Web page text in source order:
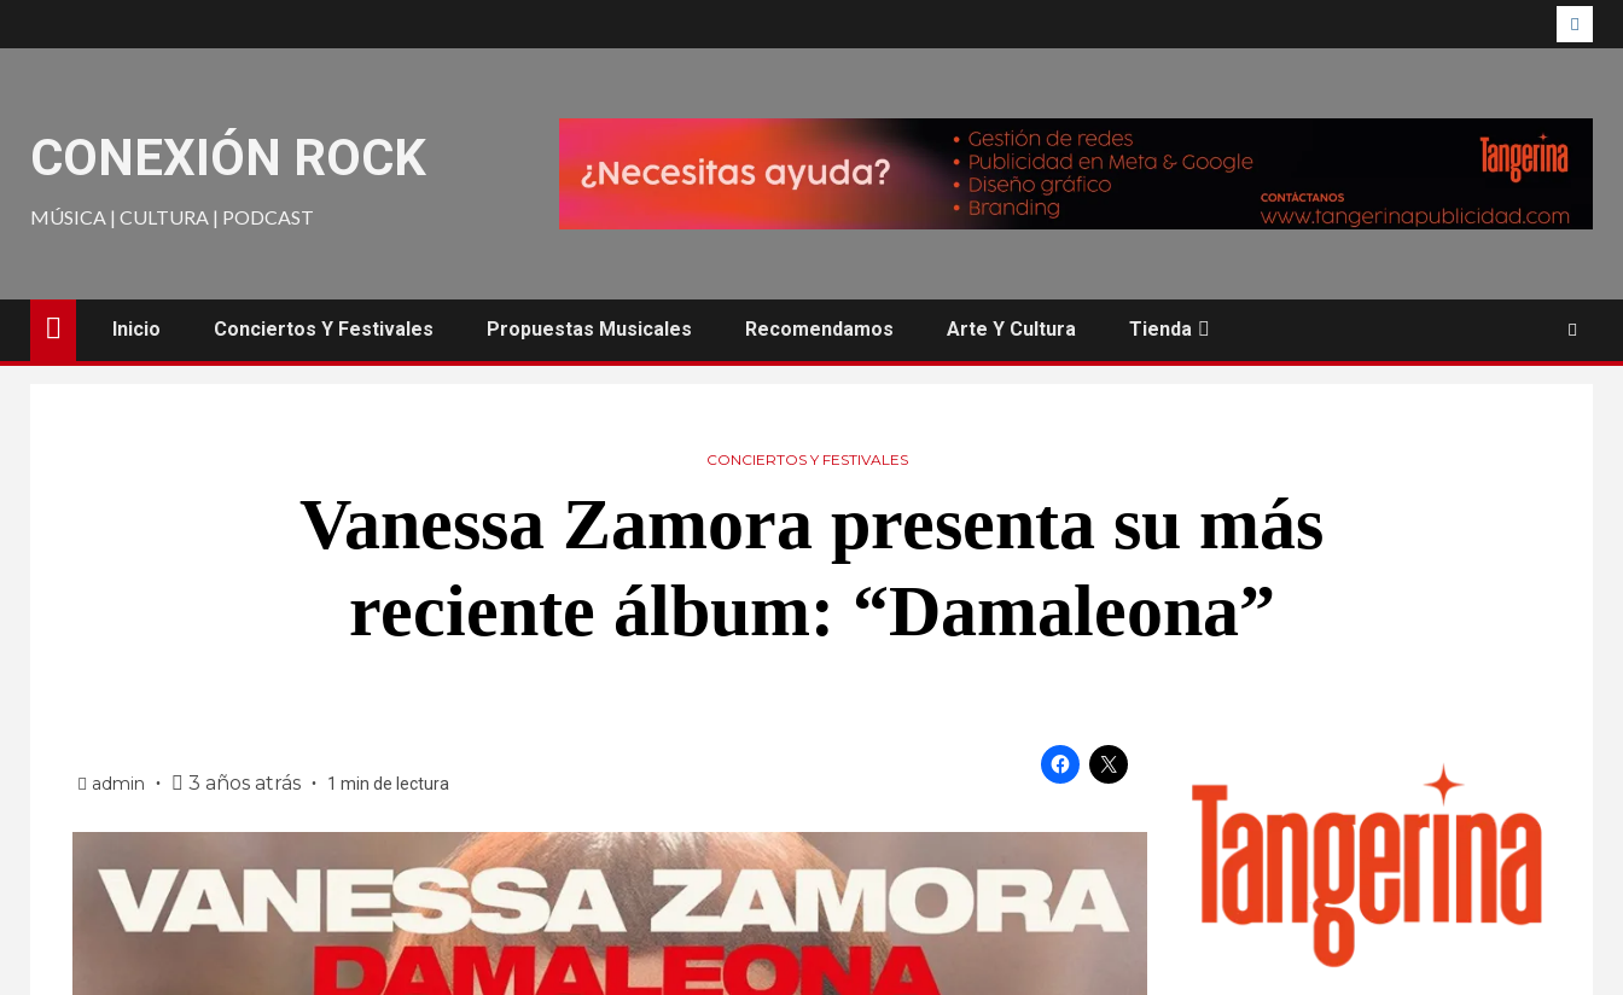
CONEXIÓN ROCK
MÚSICA | CULTURA | PODCAST
Inicio Conciertos Y Festivales Propuestas Musicales Recomendamos Arte Y Cultura Tienda
CONCIERTOS Y FESTIVALES
Vanessa Zamora presenta su más
reciente álbum: “Damaleona”
admin 3 años atrás 1 min de lectura